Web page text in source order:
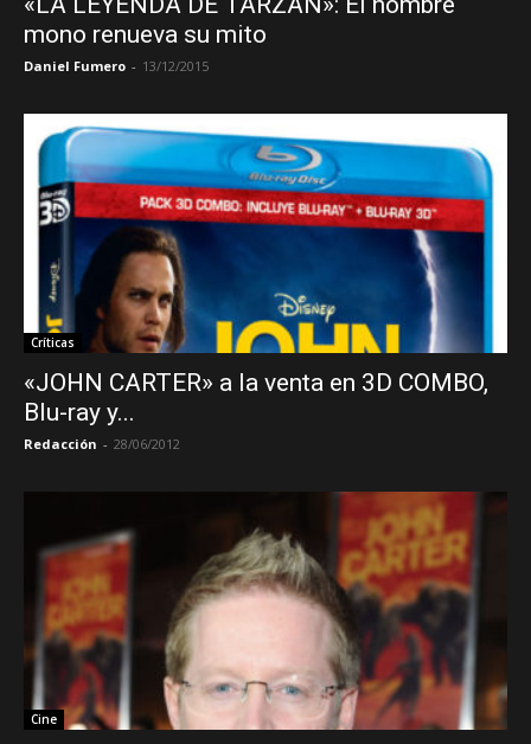
mono renueva su mito
Daniel Fumero - 13/12/2015
Críticas
«JOHN CARTER» a la venta en 3D COMBO,
Blu-ray y...
Redacción - 28/06/2012
Cine